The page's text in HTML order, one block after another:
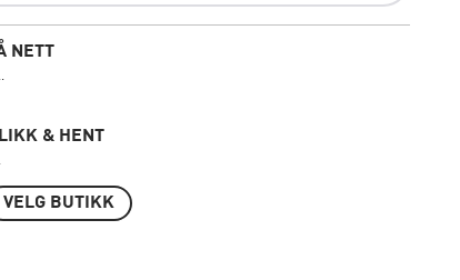
NETT
& HENT
VELG BUTIKK